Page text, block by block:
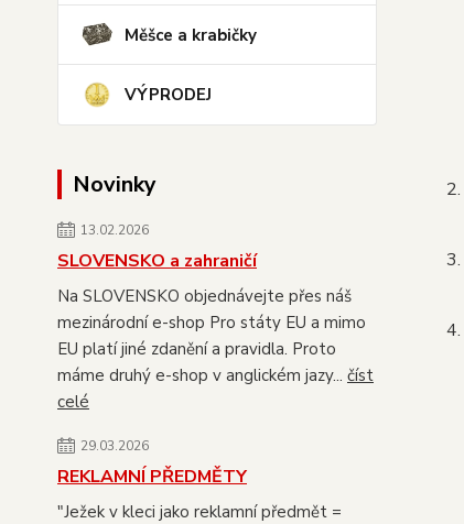
Měšce a krabičky
VÝPRODEJ
Novinky
13.02.2026
SLOVENSKO a zahraničí
Na SLOVENSKO objednávejte přes náš
mezinárodní e-shop Pro státy EU a mimo
EU platí jiné zdanění a pravidla. Proto
máme druhý e-shop v anglickém jazy... číst
celé
29.03.2026
REKLAMNÍ PŘEDMĚTY
"Ježek v kleci jako reklamní předmět =